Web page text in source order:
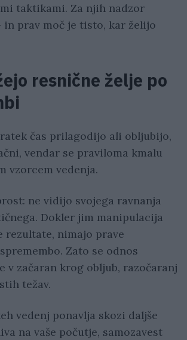
taktikami. Za njih nadzor
in prav moč je tisto, kar želijo
resnične želje po
čas prilagodijo ali obljubijo,
vendar se praviloma kmalu
vzorcem vedenja.
ne vidijo svojega ravnanja
Dokler jim manipulacija
rezultate, nimajo prave
Zato se odnos
v začaran krog obljub, razočaranj
težav.
vedenj ponavlja skozi daljše
na vaše počutje, samozavest